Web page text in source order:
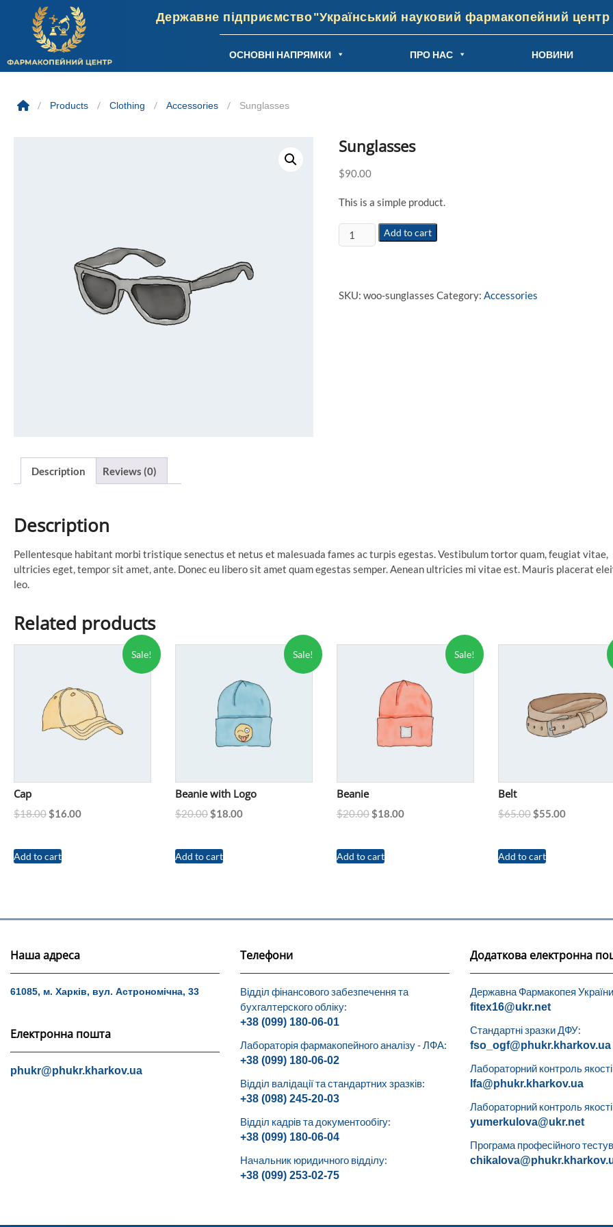
content
"Український науковий фармакопейний центр
ОСНОВНІ НАПРЯМКИ ПРО НАС НОВИНИ
/ Products / Clothing / Accessories / Sunglasses
Sunglasses
$90.00
This is a simple product.
Sunglasses
quantity
Add to cart
SKU: woo-sunglasses Category: Accessories
Description Reviews (0)
Description
Pellentesque habitant morbi tristique senectus et netus et malesuada fames ac turpis egestas. Vestibulum tortor quam, feugiat vitae,
ultricies eget, tempor sit amet, ante. Donec eu libero sit amet quam egestas semper. Aenean ultricies mi vitae est. Mauris placerat
leo.
Related products
Sale!
Cap
$18.00 $16.00
Add to cart
Sale!
Beanie with Logo
$20.00 $18.00
Add to cart
Sale!
Beanie
$20.00 $18.00
Add to cart
Belt
$65.00 $55.00
Add to cart
Наша адреса
61085, м. Харків, вул. Астрономічна, 33
Електронна пошта
phukr@phukr.kharkov.ua
Телефони
Відділ фінансового забезпечення та
бухгалтерского обліку:
+38 (099) 180-06-01
Лабораторія фармакопейного аналізу - ЛФА:
+38 (099) 180-06-02
Відділ валідації та стандартних зразків:
+38 (098) 245-20-03
Відділ кадрів та документообігу:
+38 (099) 180-06-04
Начальник юридичного відділу:
+38 (099) 253-02-75
Додаткова електронна
Державна Фармакопея
fitex16@ukr.net
Стандартні зразки ДФУ:
fso_ogf@phukr.kharkov.ua
Лабораторний контроль
lfa@phukr.kharkov.ua
Лабораторний контроль якості
yumerkulova@ukr.net
Програма професійного